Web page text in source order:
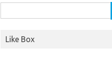
索:
Like Box